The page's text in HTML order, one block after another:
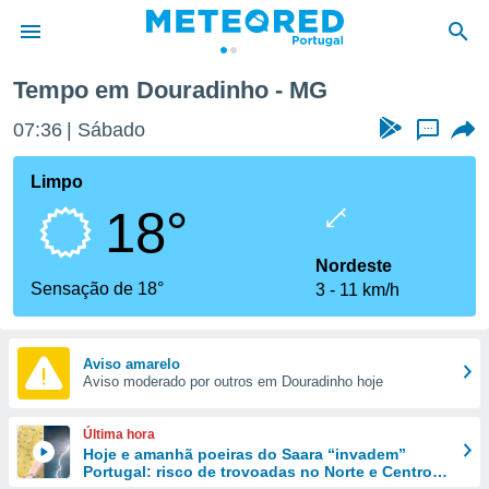
da
foi
fornecidas
a este
das
e
forma
digital
Tempo em Douradinho - MG
07:36 Sábado ...
Limpo
18°
Sensação de 18°
Nordeste
3
11 km/h
Aviso amarelo
Aviso moderado por outros em Douradinho hoje
Última hora
Hoje e amanhã poeiras do Saara “invadem”
Portugal: risco de trovoadas no Norte e Centro